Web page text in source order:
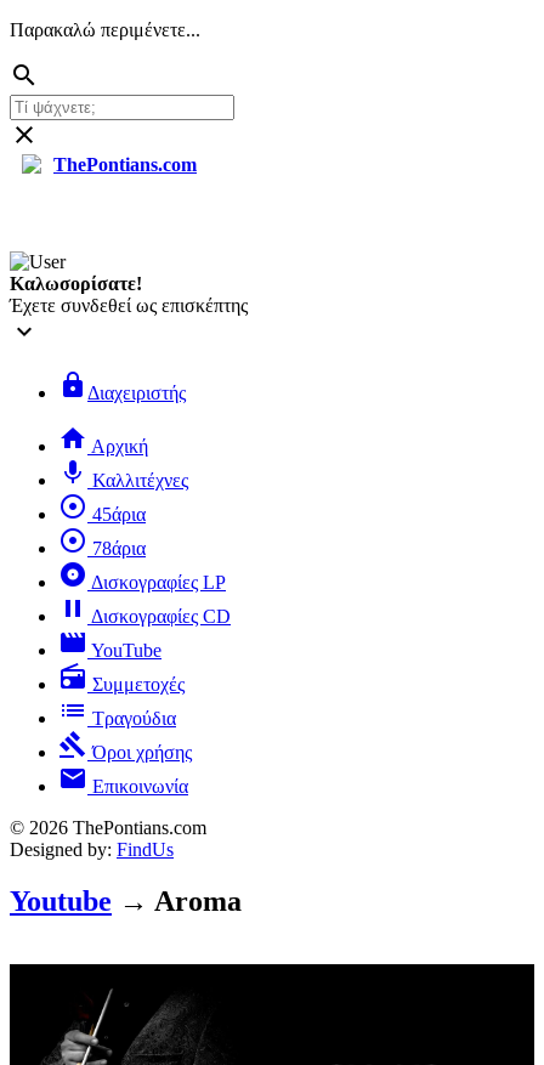
Παρακαλώ περιμένετε...
search
close
ThePontians.com
Καλωσορίσατε!
Έχετε συνδεθεί ως επισκέπτης
keyboard_arrow_down
lock Διαχειριστής
home Αρχική
mic Καλλιτέχνες
adjust 45άρια
adjust 78άρια
album Δισκογραφίες LP
pause Δισκογραφίες CD
movie YouTube
radio Συμμετοχές
list Τραγούδια
gavel Όροι χρήσης
mail Επικοινωνία
© 2026 ThePontians.com
Designed by: FindUs
Youtube → Aroma